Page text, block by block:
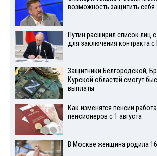
возможность защитить себя
Путин расширил список лиц
для заключения контракта
Защитники Белгородской,
Курской областей смогут
выплаты
Как изменятся пенсии
пенсионеров с 1 августа
В Москве женщина родила